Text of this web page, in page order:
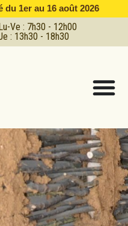
du 1er au 16 août 2026
Ve : 7h30 - 12h00
: 13h30 - 18h30